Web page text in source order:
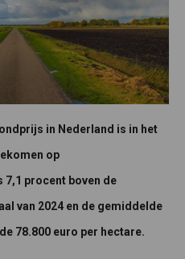
in Nederland is in het
op
7,1 procent boven de
van 2024 en de gemiddelde
78.800 euro per hectare.